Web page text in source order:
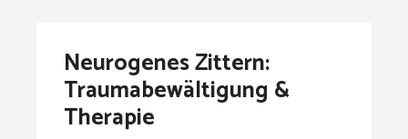
Neurogenes Zittern:
Traumabewältigung &
Therapie